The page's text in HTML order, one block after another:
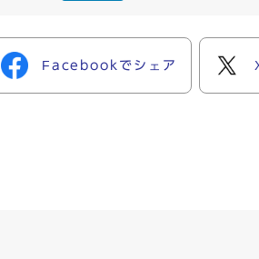
Facebookでシェア